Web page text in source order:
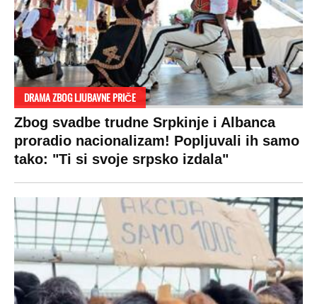
SPREMITE SE
Za posnu slavsku trpezu ove godine treba
izdvojiti ozbiljnu sumu novca: Nečija cela
plata ode na svega 20 gostiju
VESTI
Politika
Društvo
Hronika
SHOWBIZ
Rijaliti
Zvezde
Holivud
SPORT
Fudbal
Košarka
Tenis
VIRALNO
Bizar
Svaštara
Tiktok